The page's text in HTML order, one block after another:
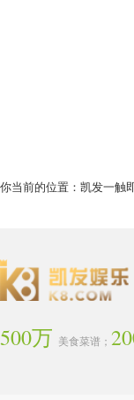
你当前的位置： 凯发一触
500万 美食菜谱；